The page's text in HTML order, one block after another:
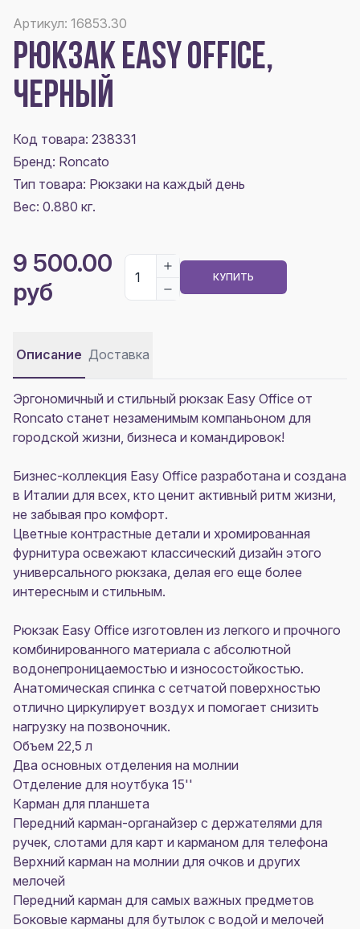
Артикул: 16853.30
РЮКЗАК EASY OFFICE,
ЧЕРНЫЙ
Код товара: 238331
Бренд: Roncato
Тип товара: Рюкзаки на каждый день
Вес: 0.880 кг.
9 500.00
руб
КУПИТЬ
Описание Доставка
Эргономичный и стильный рюкзак Easy Office от
Roncato станет незаменимым компаньоном для
городской жизни, бизнеса и командировок!
Бизнес-коллекция Easy Office разработана и создана
в Италии для всех, кто ценит активный ритм жизни,
не забывая про комфорт.
Цветные контрастные детали и хромированная
фурнитура освежают классический дизайн этого
универсального рюкзака, делая его еще более
интересным и стильным.
Рюкзак Easy Office изготовлен из легкого и прочного
комбинированного материала с абсолютной
водонепроницаемостью и износостойкостью.
Анатомическая спинка с сетчатой поверхностью
отлично циркулирует воздух и помогает снизить
нагрузку на позвоночник.
Объем 22,5 л
Два основных отделения на молнии
Отделение для ноутбука 15''
Карман для планшета
Передний карман-органайзер с держателями для
ручек, слотами для карт и карманом для телефона
Верхний карман на молнии для очков и других
мелочей
Передний карман для самых важных предметов
Боковые карманы для бутылок с водой и мелочей